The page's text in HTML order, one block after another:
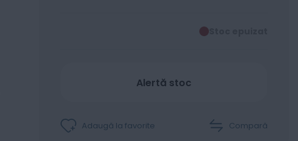
Stoc epuizat
Alertă stoc
Adaugă la favorite Compară